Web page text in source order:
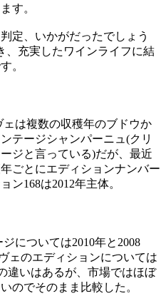
す。
定、いかがだったでしょう
充実したワインライフに結
。
は複数の収穫年のブドウか
テージシャンパーニュ(クリ
ジと言っている)だが、最近
ごとにエディションナンバー
ン168は2012年主体。
については2010年と2008
ェのエディションについては
違いはあるが、市場ではほぼ
のでそのまま比較した。